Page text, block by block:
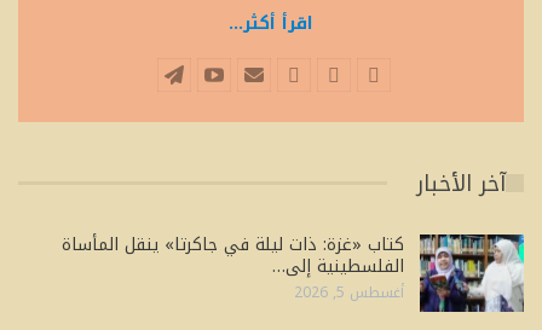
اقرأ أكثر...
آخر الأخبار
كتاب «غزة: ذات ليلة في جاكرتا» ينقل المأساة
الفلسطينية إلى…
أغسطس 5, 2026